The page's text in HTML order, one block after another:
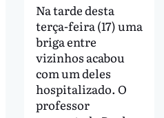
Na tarde desta
terça-feira (17) uma
briga entre
vizinhos acabou
com um deles
hospitalizado. O
professor